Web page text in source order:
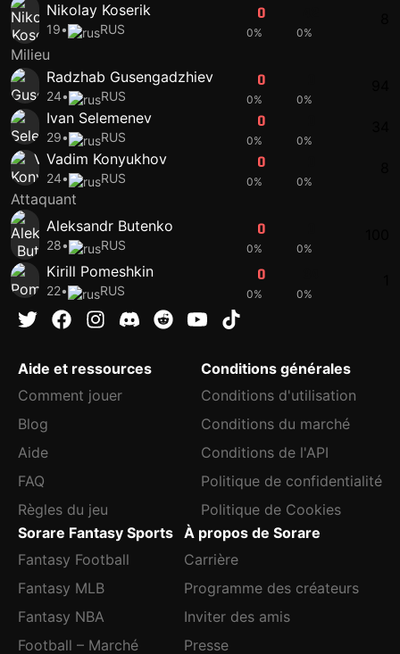
Nikolay Koserik
19• RUS
0
0% 0%
Milieu
Radzhab Gusengadzhiev
24• RUS
0
0% 0%
Ivan Selemenev
29• RUS
0
0% 0%
Vadim Konyukhov
24• RUS
0
0% 0%
Attaquant
Aleksandr Butenko
28• RUS
0
0% 0%
Kirill Pomeshkin
22• RUS
0
0% 0%
Aide et ressources
Comment jouer
Blog
Aide
FAQ
Règles du jeu
Conditions générales
Conditions d'utilisation
Conditions du marché
Conditions de l'API
Politique de confidentialité
Politique de Cookies
Sorare Fantasy Sports
Fantasy Football
Fantasy MLB
Fantasy NBA
Football – Marché
À propos de Sorare
Carrière
Programme des créateurs
Inviter des amis
Presse